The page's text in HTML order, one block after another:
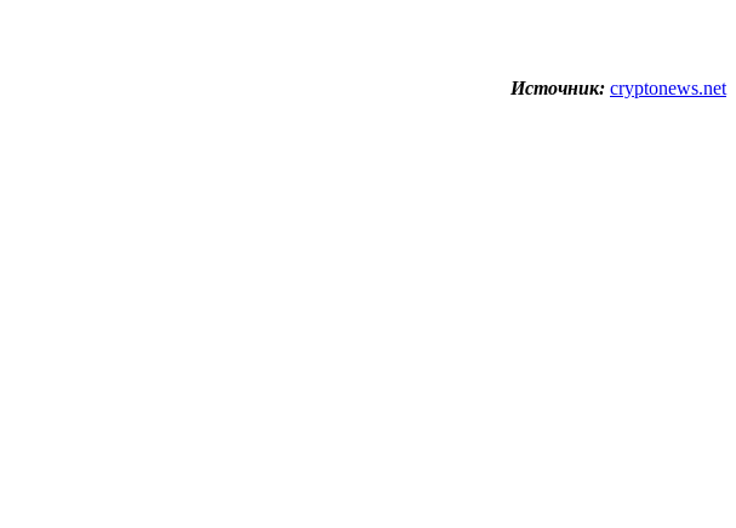
Источник: cryptonews.net